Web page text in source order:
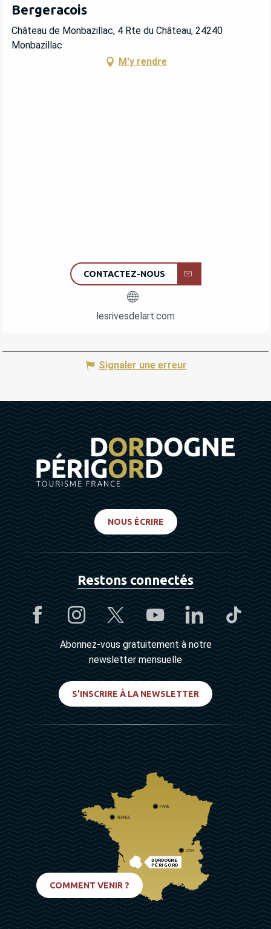
Bergeracois
Château de Monbazillac, 4 Rte du Château, 24240
Monbazillac
M'y rendre
CONTACTEZ-NOUS
lesrivesdelart.com
Signaler une erreur
NOUS ÉCRIRE
Restons connectés
Abonnez-vous gratuitement à notre
newsletter mensuelle
S'INSCRIRE À LA NEWSLETTER
DORDOGNE
PÉRIGORD
PARIS
RENNES
LYON
COMMENT VENIR ?